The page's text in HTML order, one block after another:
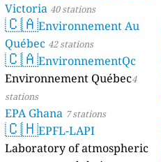
Victoria 40 stations
🇨🇦Environnement Au
Québec 42 stations
🇨🇦EnvironnementQc
Environnement Québec4
stations
EPA Ghana 7 stations
🇨🇭EPFL-LAPI
Laboratory of atmospheric